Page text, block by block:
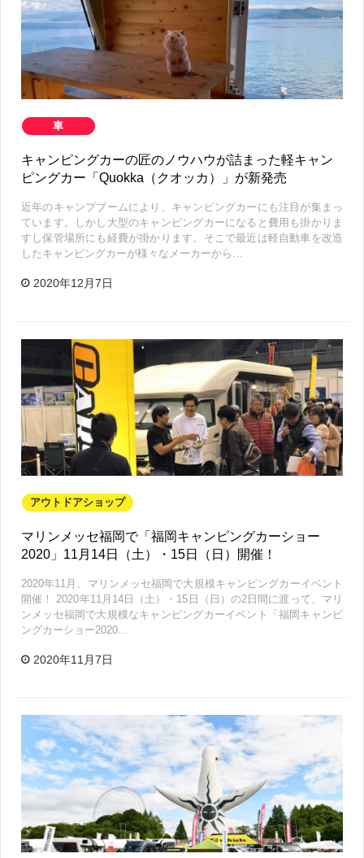
車
キャンピングカーの匠のノウハウが詰まった軽キャン
ピングカー「Quokka（クオッカ）」が新発売
近年のキャンプブームにより、キャンピングカーにも注目が集まっ
ています。しかし大型のキャンピングカーになると費用も掛かりま
すし保管場所にも経費が掛かります。そこで最近は軽自動車を改造
したキャンピングカーが様々なメーカーから…
2020年12月7日
アウトドアショップ
マリンメッセ福岡で「福岡キャンピングカーショー
2020」11月14日（土）・15日（日）開催！
2020年11月、マリンメッセ福岡で大規模キャンピングカーイベント
開催！ 2020年11月14日（土）・15日（日）の2日間に渡って、マリ
ンメッセ福岡で大規模なキャンピングカーイベント「福岡キャンピ
ングカーショー2020…
2020年11月7日